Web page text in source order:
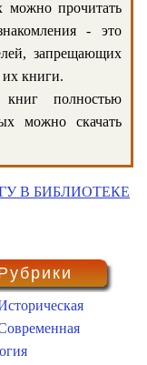
можно прочитать
- это
запрещающих
их книги.
полностью
можно скачать
В БИБЛИОТЕКЕ